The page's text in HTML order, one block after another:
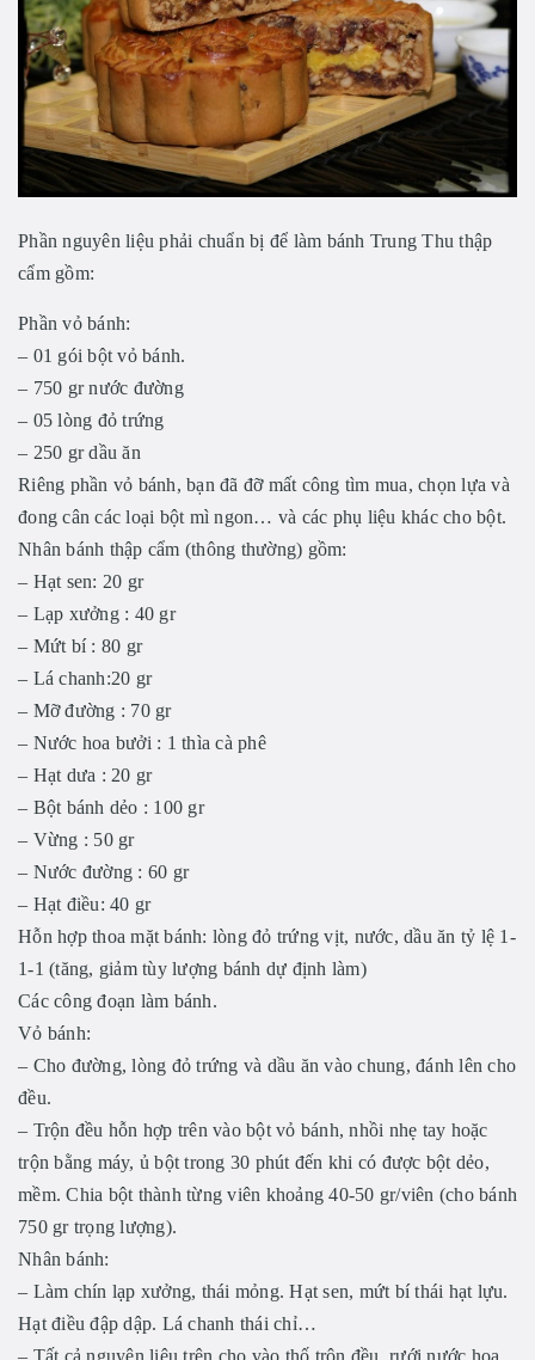
Phần nguyên liệu phải chuẩn bị để làm bánh Trung Thu thập
cẩm gồm:
Phần vỏ bánh:
– 01 gói bột vỏ bánh.
– 750 gr nước đường
– 05 lòng đỏ trứng
– 250 gr dầu ăn
Riêng phần vỏ bánh, bạn đã đỡ mất công tìm mua, chọn lựa và
đong cân các loại bột mì ngon… và các phụ liệu khác cho bột.
Nhân bánh thập cẩm (thông thường) gồm:
– Hạt sen: 20 gr
– Lạp xưởng : 40 gr
– Mứt bí : 80 gr
– Lá chanh:20 gr
– Mỡ đường : 70 gr
– Nước hoa bưởi : 1 thìa cà phê
– Hạt dưa : 20 gr
– Bột bánh dẻo : 100 gr
– Vừng : 50 gr
– Nước đường : 60 gr
– Hạt điều: 40 gr
Hỗn hợp thoa mặt bánh: lòng đỏ trứng vịt, nước, dầu ăn tỷ lệ 1-
1-1 (tăng, giảm tùy lượng bánh dự định làm)
Các công đoạn làm bánh.
Vỏ bánh:
– Cho đường, lòng đỏ trứng và dầu ăn vào chung, đánh lên cho
đều.
– Trộn đều hỗn hợp trên vào bột vỏ bánh, nhồi nhẹ tay hoặc
trộn bằng máy, ủ bột trong 30 phút đến khi có được bột dẻo,
mềm. Chia bột thành từng viên khoảng 40-50 gr/viên (cho bánh
750 gr trọng lượng).
Nhân bánh:
– Làm chín lạp xưởng, thái mỏng. Hạt sen, mứt bí thái hạt lựu.
Hạt điều đập dập. Lá chanh thái chỉ…